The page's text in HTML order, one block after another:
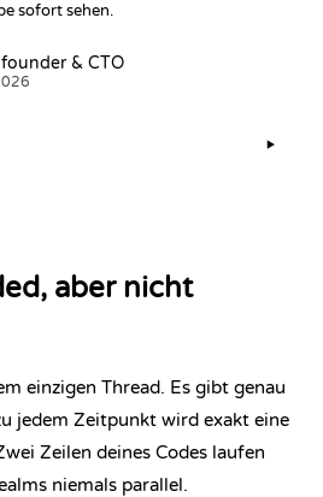
sofort sehen.
& CTO
aber nicht
einzigen Thread. Es gibt genau
jedem Zeitpunkt wird exakt eine
Zeilen deines Codes laufen
niemals parallel.
▶